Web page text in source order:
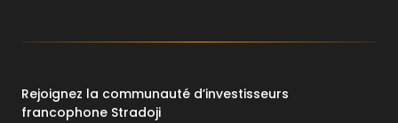
Rejoignez la communauté d’investisseurs
francophone Stradoji